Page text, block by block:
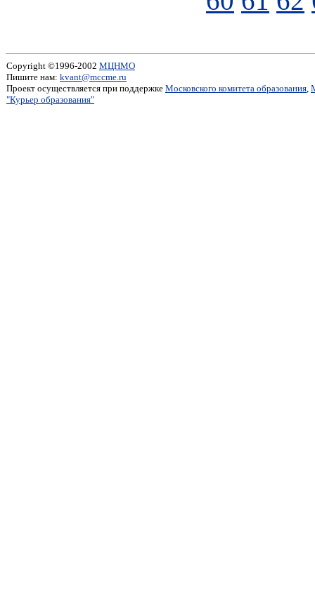
Copyright ©1996-2002 МЦНМО
Пишите нам: kvant@mccme.ru
Проект осуществляется при поддержке Московского комитета образования,
"Курьер образования"